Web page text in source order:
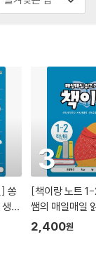
쏭
각
기
3
[책이랑 노트
쌤의 매일매일
로 정리하는 독
쏭쌤교육연구소
2,400원